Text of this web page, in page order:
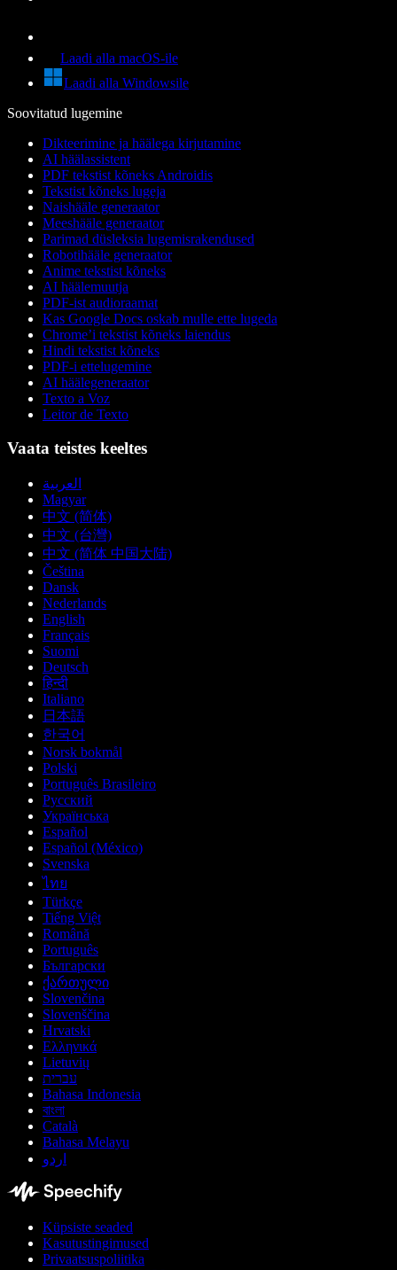
Laadi alla macOS-ile
Laadi alla Windowsile
Soovitatud lugemine
Dikteerimine ja häälega kirjutamine
AI häälassistent
PDF tekstist kõneks Androidis
Tekstist kõneks lugeja
Naishääle generaator
Meeshääle generaator
Parimad düsleksia lugemisrakendused
Robotihääle generaator
Anime tekstist kõneks
AI häälemuutja
PDF-ist audioraamat
Kas Google Docs oskab mulle ette lugeda
Chrome’i tekstist kõneks laiendus
Hindi tekstist kõneks
PDF-i ettelugemine
AI häälegeneraator
Texto a Voz
Leitor de Texto
Vaata teistes keeltes
العربية
Magyar
中文 (简体)
中文 (台灣)
中文 (简体 中国大陆)
Čeština
Dansk
Nederlands
English
Français
Suomi
Deutsch
हिन्दी
Italiano
日本語
한국어
Norsk bokmål
Polski
Português Brasileiro
Русский
Українська
Español
Español (México)
Svenska
ไทย
Türkçe
Tiếng Việt
Română
Português
Български
ქართული
Slovenčina
Slovenščina
Hrvatski
Ελληνικά
Lietuvių
עברית
Bahasa Indonesia
বাংলা
Català
Bahasa Melayu
اردو
Küpsiste seaded
Kasutustingimused
Privaatsuspoliitika